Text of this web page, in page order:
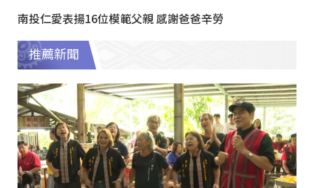
南投仁愛表揚16位模範父親 感謝爸爸辛勞
推薦新聞